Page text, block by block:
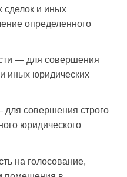
сделок и иных
определенного
— для совершения
иных юридических
совершения строго
юридического
на голосование,